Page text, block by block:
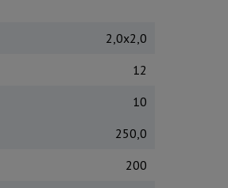
2,0x2,0
12
10
250,0
200